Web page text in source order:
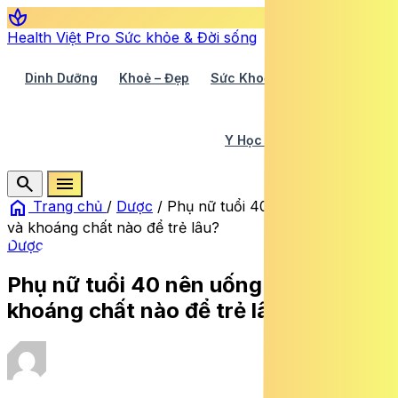
spa
Health Việt Pro Sức khỏe & Đời sống
Dinh Dưỡng Khoẻ – Đẹp Sức Khoẻ TV
Y Học Cổ Truyền
search
menu
home Trang chủ / Dược / Phụ nữ tuổi 40 nên uống vitamin
và khoáng chất nào để trẻ lâu?
Dược
Phụ nữ tuổi 40 nên uống vitamin và
khoáng chất nào để trẻ lâu?